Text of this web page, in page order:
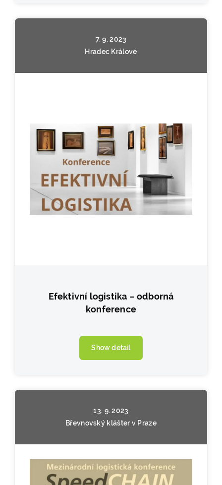
7. 9. 2023
Hradec Králové
Efektivní logistika – odborná
konference
Show detail
13. 9. 2023
Břevnovský klášter v Praze